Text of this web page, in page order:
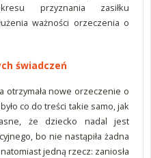
przyznania zasiłku
ważności orzeczenia o
świadczeń
otrzymała nowe orzeczenie o
co do treści takie samo, jak
że dziecko nadal jest
bo nie nastąpiła żadna
jedną rzecz: zaniosła